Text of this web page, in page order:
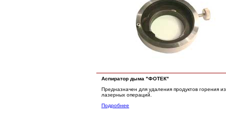
Аспиратор дыма "ФОТЕК"
Предназначен для удаления продуктов горения
лазерных операций.
Подробнее